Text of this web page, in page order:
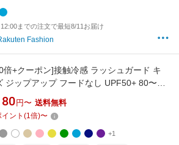
までの注文で最短8/11お届け
Fashion
倍+クーポン]接触冷感 ラッシュガード キ
ジップアップ フードなし UPF50+ 80〜
イズ UVカット98％ 長袖 子供 ベビー 男
女の子 水着 HEAZEL 紫外線対策 日焼け対
RZ3
円〜 送料無料
イント (1倍)〜
+1